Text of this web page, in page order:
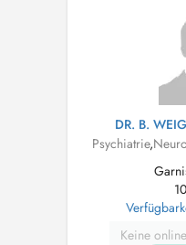
DR. B.
Psychiatrie,
Keine